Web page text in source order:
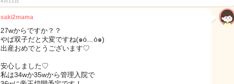
saki2mama
27wからですか？？
やぱ双子だと大変ですね(๑ó﹏ò๑)
出産おめでとうございます♡
安心しました♡
私は34wか35wから管理入院で